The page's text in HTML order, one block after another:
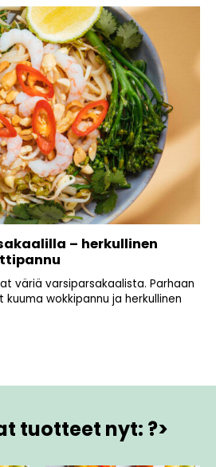
– herkullinen
väriä varsiparsakaalista. Parhaan
wokkipannu ja herkullinen
tuotteet nyt: ?>